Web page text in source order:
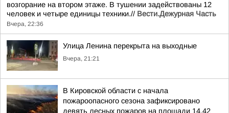
возгорание на втором этаже. В тушении задействованы 12
человек и четыре единицы техники.// Вести.Дежурная Часть
Вчера, 22:36
Улица Ленина перекрыта на выходные
Вчера, 21:21
В Кировской области с начала
пожароопасного сезона зафиксировано
девять лесных пожаров на площади 14,42